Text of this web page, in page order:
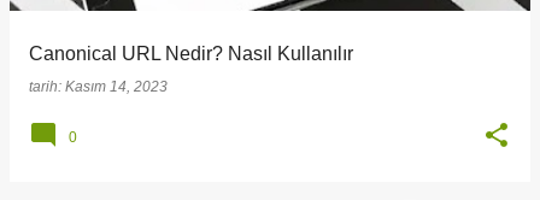
Canonical URL Nedir? Nasıl Kullanılır
tarih: Kasım 14, 2023
0